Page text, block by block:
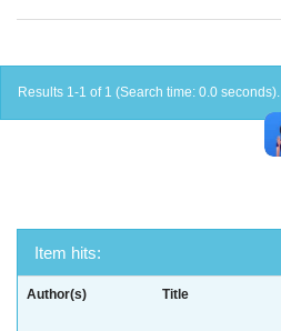
Results 1-1 of 1 (Search time: 0.0 seconds).
Item hits:
Author(s) Title